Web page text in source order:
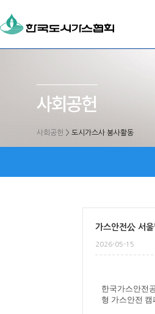
사회공헌 > 도시가스사 봉사활동
가스안전公 서
2026-05-15
한국가스안전
형 가스안전 캠